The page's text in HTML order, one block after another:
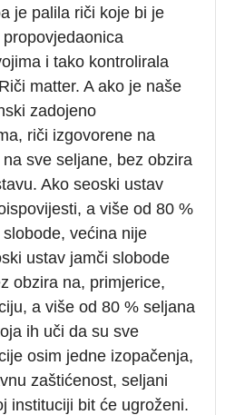
je palila riči koje bi je
i tako kontrolirala
matter. A ako je naše
zadojeno
riči izgovorene na
sve seljane, bez obzira
Ako seoski ustav
a više od 80 %
većina nije
ustav jamči slobode
obzira na, primjerice,
a više od 80 % seljana
ih uči da su sve
osim jedne izopačenja,
zaštićenost, seljani
instituciji bit će ugroženi.